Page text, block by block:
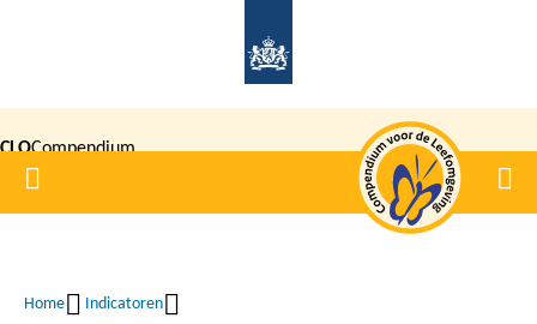
inhoud
gaan
CLOCompendium
voor de
Home
Home Indicatoren